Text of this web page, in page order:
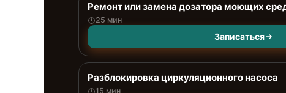
Ремонт или замена дозатора моющих
25 мин
Записаться
Разблокировка циркуляционного насоса
15 мин